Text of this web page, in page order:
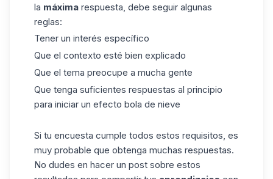
la máxima respuesta, debe seguir algunas
reglas:
Tener un interés específico
Que el contexto esté bien explicado
Que el tema preocupe a mucha gente
Que tenga suficientes respuestas al principio
para iniciar un efecto bola de nieve
Si tu encuesta cumple todos estos requisitos, es
muy probable que obtenga muchas respuestas.
No dudes en hacer un post sobre estos